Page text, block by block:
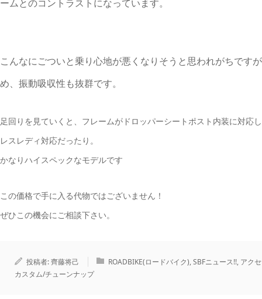
ームとのコントラストになっています。
こんなにごついと乗り心地が悪くなりそうと思われがちです
め、振動吸収性も抜群です。
足回りを見ていくと、フレームがドロッパーシートポスト内装に対応
レスレディ対応だったり。
かなりハイスペックなモデルです
この価格で手に入る代物ではございません！
ぜひこの機会にご相談下さい。
投稿者:齊藤将己 ROADBIKE(ロードバイク),SBFニュース!!, アク
カスタム/チューンナップ